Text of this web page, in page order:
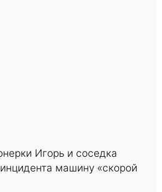
Игорь и соседка
машину «скорой